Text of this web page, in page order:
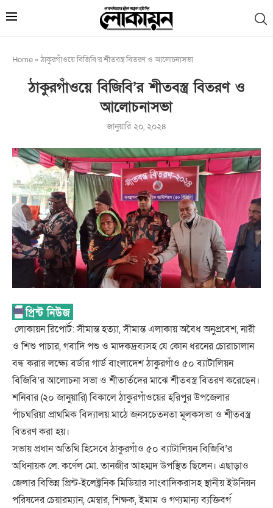
Home »ঠাকুরগাঁওয়ে বিজিবি’র শীতবস্ত্র বিতরণ ও আলোচনাসভা
ঠাকুরগাঁওয়ে বিজিবি’র শীতবস্ত্র বিতরণ ও
আলোচনাসভা
জানুয়ারি ২০, ২০২৪
লোকায়ন রিপোর্ট: সীমান্ত হত্যা, সীমান্ত এলাকায় অবৈধ অনুপ্রবেশ, নারী
ও শিশু পাচার, গবাদি পশু ও মাদকদ্রব্যসহ যে কোন ধরনের চোরাচালান
বন্ধ করার লক্ষ্যে বর্ডার গার্ড বাংলাদেশ ঠাকুরগাঁও ৫০ ব্যাটালিয়ন
বিজিবি’র আলোচনা সভা ও শীতার্তদের মাঝে শীতবস্ত্র বিতরণ করেছেন।
শনিবার (২০ জানুয়ারি) বিকালে ঠাকুরগাঁওয়ের হরিপুর উপজেলার
পাঁচঘরিয়া প্রাথমিক বিদ্যালয় মাঠে জনসচেতনতা মূলকসভা ও শীতবস্ত্র
বিতরণ করা হয়।
সভায় প্রধান অতিথি হিসেবে ঠাকুরগাঁও ৫০ ব্যাটালিয়ন বিজিবি’র
অধিনায়ক লে. কর্ণেল মো. তানজীর আহম্মদ উপস্থিত ছিলেন। এছাড়াও
জেলার বিভিন্ন প্রিন্ট-ইলেক্ট্রনিক মিডিয়ার সাংবাদিকরাসহ স্থানীয় ইউনিয়ন
পরিষদের চেয়ারম্যান, মেম্বার, শিক্ষক, ইমাম ও গণ্যমান্য ব্যক্তিবর্গ